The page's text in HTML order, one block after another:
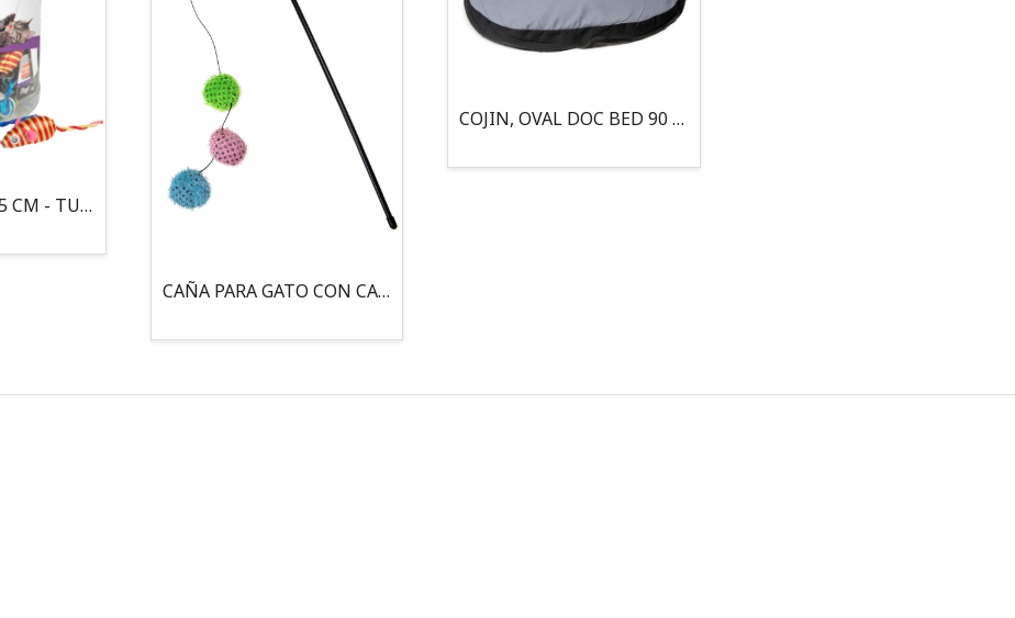
MOUSE LOCO 5,5 CM - TUBO
CAÑA PARA GATO CON CASCABEL, 3 PELOTAS CON CATNIP
COJIN, OVAL DOC BED 90 X 66 X 10CM GRIS/NEGRO, 95°